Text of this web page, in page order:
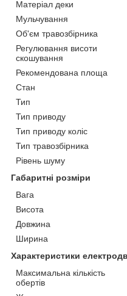
Матеріал деки
Мульчування
Об'єм травозбірника
Регулювання висоти
скошування
Рекомендована площа
Стан
Тип
Тип приводу
Тип приводу коліс
Тип травозбірника
Рівень шуму
Габаритні розміри
Вага
Висота
Довжина
Ширина
Характеристики
Максимальна кількість
обертів